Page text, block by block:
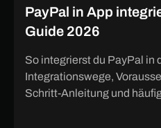
PayPal in App
Guide 2026
So integrierst du PayPal in
Integrationswege,
Schritt-Anleitung und